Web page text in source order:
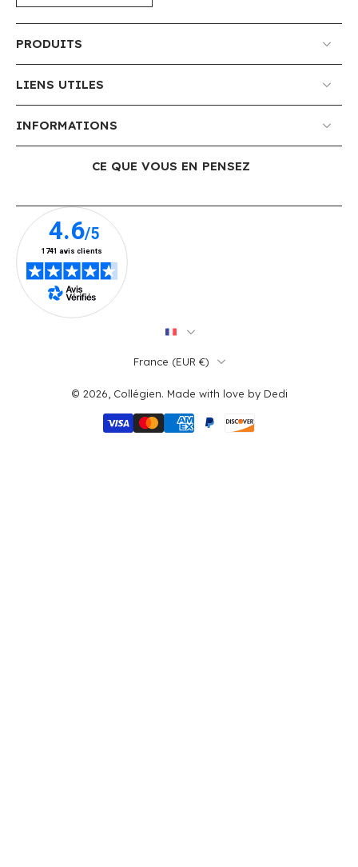
PRODUITS
LIENS UTILES
INFORMATIONS
CE QUE VOUS EN PENSEZ
France ‎(EUR €)‎
© 2026, Collégien. Made with love by Dedi